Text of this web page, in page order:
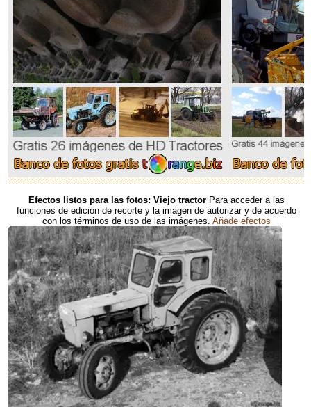
Efectos listos para las fotos: Viejo tractor Para acceder a las
funciones de edición de recorte y la imagen de autorizar y de acuerdo
con los términos de uso de las imágenes. Añade efectos